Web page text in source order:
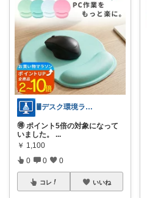
🖥️デスク環境ラボ｜PCガジェット
🉐 ポイント5倍の対象になって
いました。 ...
￥ 1,100
0 0 0
コレ いいね